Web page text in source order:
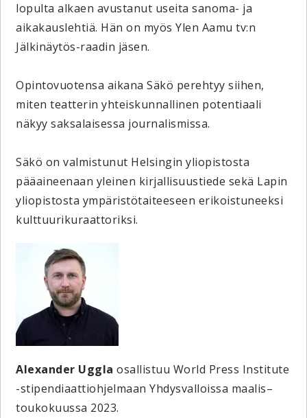
lopulta alkaen avustanut useita sanoma- ja
aikakauslehtiä. Hän on myös Ylen Aamu tv:n
Jälkinäytös-raadin jäsen.
Opintovuotensa aikana Säkö perehtyy siihen,
miten teatterin yhteiskunnallinen potentiaali
näkyy saksalaisessa journalismissa.
Säkö on valmistunut Helsingin yliopistosta
pääaineenaan yleinen kirjallisuustiede sekä Lapin
yliopistosta ympäristötaiteeseen erikoistuneeksi
kulttuurikuraattoriksi.
Alexander Uggla osallistuu World Press Institute
-stipendiaattiohjelmaan Yhdysvalloissa maalis–
toukokuussa 2023.